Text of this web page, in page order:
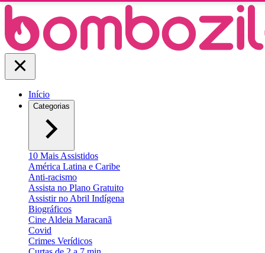
Início
Categorias
10 Mais Assistidos
América Latina e Caribe
Anti-racismo
Assista no Plano Gratuito
Assistir no Abril Indígena
Biográficos
Cine Aldeia Maracanã
Covid
Crimes Verídicos